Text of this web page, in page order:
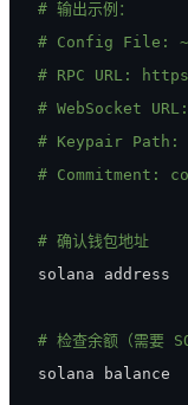
# 输出示例：
# Config File:
# RPC URL:
# WebSocket
# Keypair
# Commitment:
# 确认钱包地址
# 检查余额（需要